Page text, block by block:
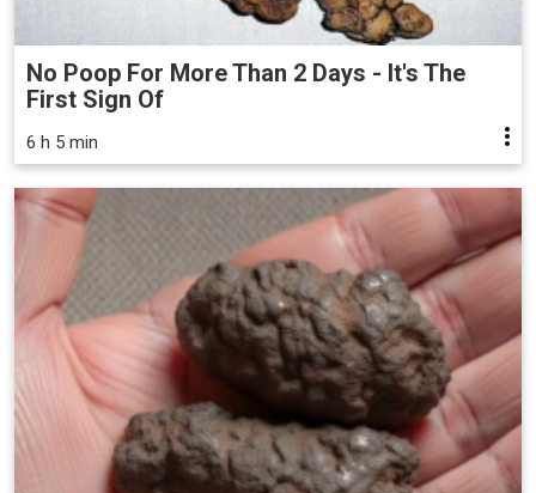
No Poop For More Than 2 Days - It's The
First Sign Of
6 h 5 min